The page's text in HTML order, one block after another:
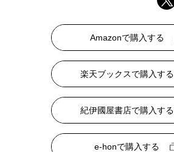
Amazonで購入する
楽天ブックスで購入する
紀伊國屋書店で購入する
e-honで購入する